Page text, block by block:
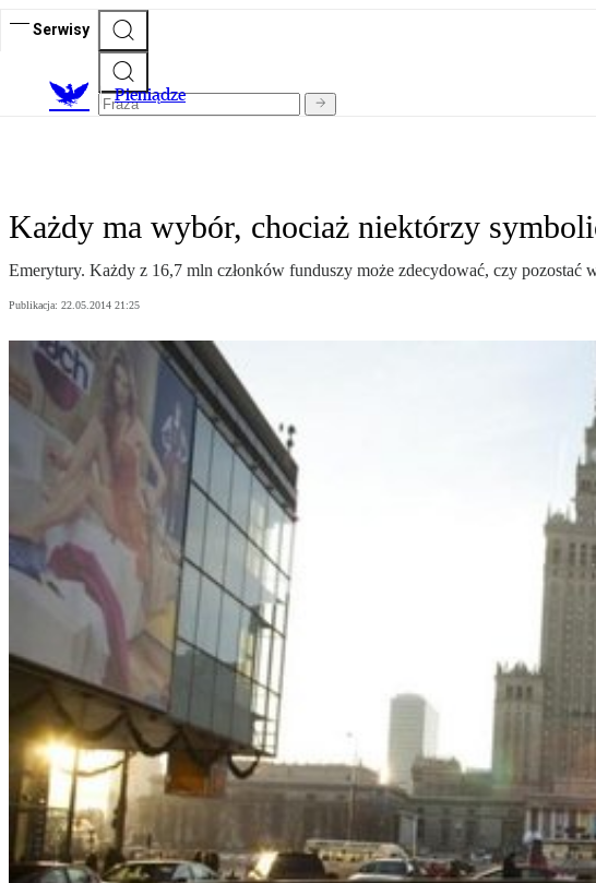
Serwisy
Pieniądze
Każdy ma wybór, chociaż niektórzy
Emerytury. Każdy z 16,7 mln członków funduszy może zdecydować, czy pozostać
Publikacja: 22.05.2014 21:25